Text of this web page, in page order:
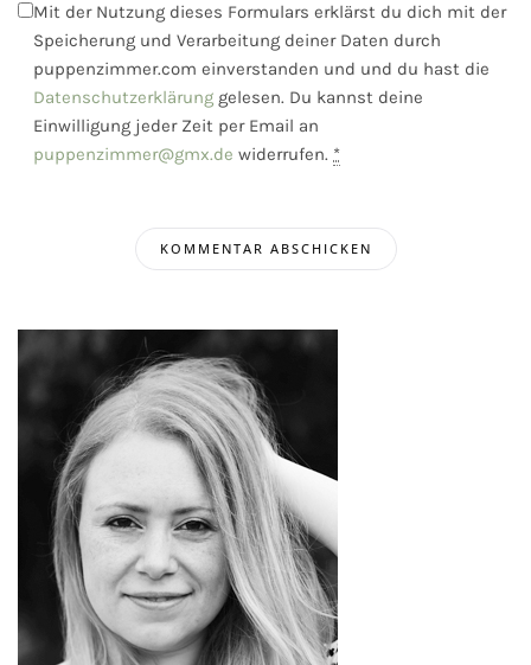
Mit der Nutzung dieses Formulars erklärst du dich mit der
Speicherung und Verarbeitung deiner Daten durch
puppenzimmer.com einverstanden und und du hast die
Datenschutzerklärung gelesen. Du kannst deine
Einwilligung jeder Zeit per Email an
puppenzimmer@gmx.de widerrufen. *